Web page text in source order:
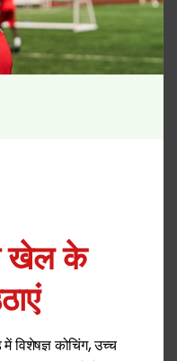
में, हम 2 सप्ताहसे
कार्यक्रम प्रदान
खेल के
विशेषज्ञ कोचिंग, उच्च